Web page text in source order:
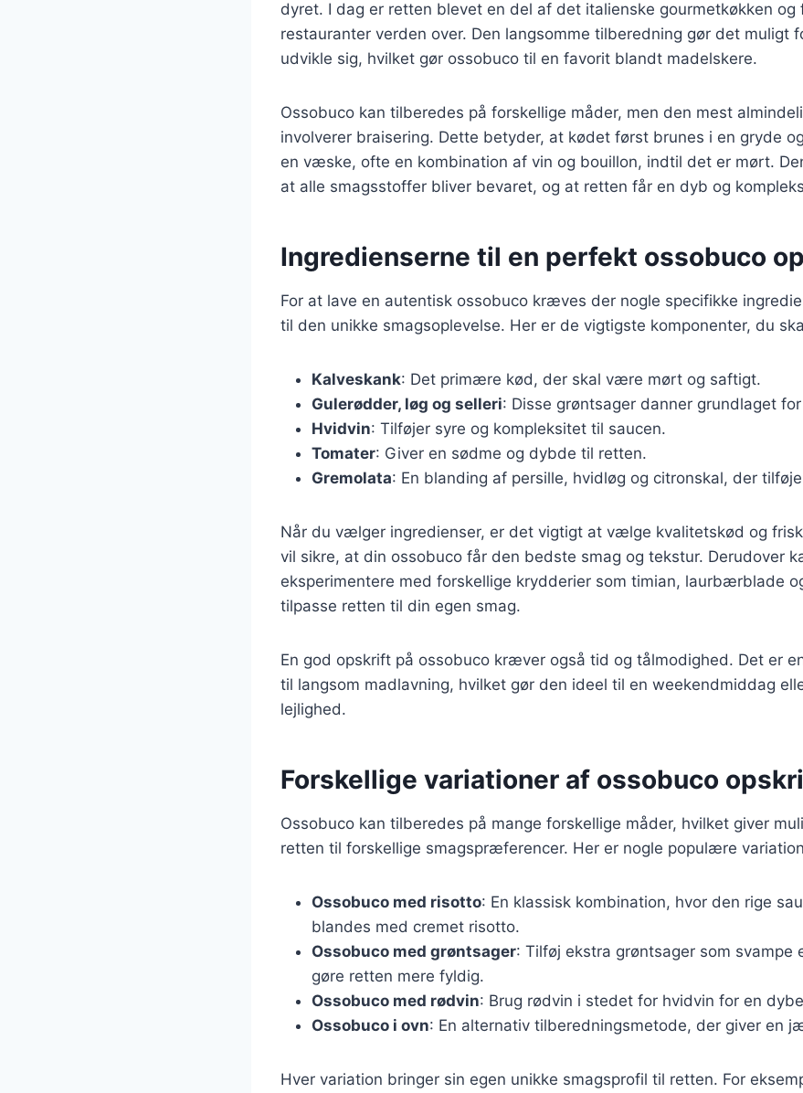
dyret. I dag er retten blevet en del af det italienske gourmetkøkken og
restauranter verden over. Den langsomme tilberedning gør det muligt
udvikle sig, hvilket gør ossobuco til en favorit blandt madelskere.
Ossobuco kan tilberedes på forskellige måder, men den mest
involverer braisering. Dette betyder, at kødet først brunes i en gryde
en væske, ofte en kombination af vin og bouillon, indtil det er mørt.
at alle smagsstoffer bliver bevaret, og at retten får en dyb og
Ingredienserne til en perfekt ossobuco
For at lave en autentisk ossobuco kræves der nogle specifikke
til den unikke smagsoplevelse. Her er de vigtigste komponenter, du
Kalveskank: Det primære kød, der skal være mørt og saftigt.
Gulerødder, løg og selleri: Disse grøntsager danner grundlaget
Hvidvin: Tilføjer syre og kompleksitet til saucen.
Tomater: Giver en sødme og dybde til retten.
Gremolata: En blanding af persille, hvidløg og citronskal, der
Når du vælger ingredienser, er det vigtigt at vælge kvalitetskød og
vil sikre, at din ossobuco får den bedste smag og tekstur. Derudover
eksperimentere med forskellige krydderier som timian, laurbærblade
tilpasse retten til din egen smag.
En god opskrift på ossobuco kræver også tid og tålmodighed. Det er
til langsom madlavning, hvilket gør den ideel til en weekendmiddag
lejlighed.
Forskellige variationer af ossobuco
Ossobuco kan tilberedes på mange forskellige måder, hvilket giver
retten til forskellige smagspræferencer. Her er nogle populære
Ossobuco med risotto: En klassisk kombination, hvor den rige
blandes med cremet risotto.
Ossobuco med grøntsager: Tilføj ekstra grøntsager som svampe
gøre retten mere fyldig.
Ossobuco med rødvin: Brug rødvin i stedet for hvidvin for en
Ossobuco i ovn: En alternativ tilberedningsmetode, der giver en
Hver variation bringer sin egen unikke smagsprofil til retten. For